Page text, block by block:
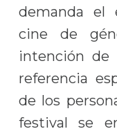
demanda el
cine de
intención de
referencia
de los
festival se